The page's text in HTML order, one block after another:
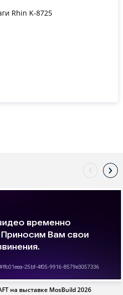
Rhin K-8725
на выставке MosBuild 2026